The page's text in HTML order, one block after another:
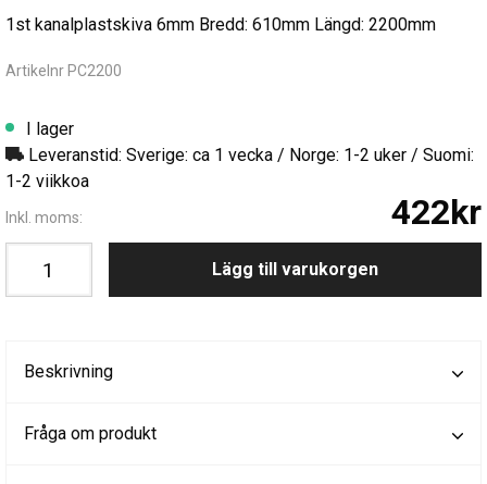
1st kanalplastskiva 6mm Bredd: 610mm Längd: 2200mm
Artikelnr PC2200
I lager
Leveranstid: Sverige: ca 1 vecka / Norge: 1-2 uker / Suomi:
1-2 viikkoa
Inkl. moms: 422kr
Lägg till varukorgen
Beskrivning
Fråga om produkt